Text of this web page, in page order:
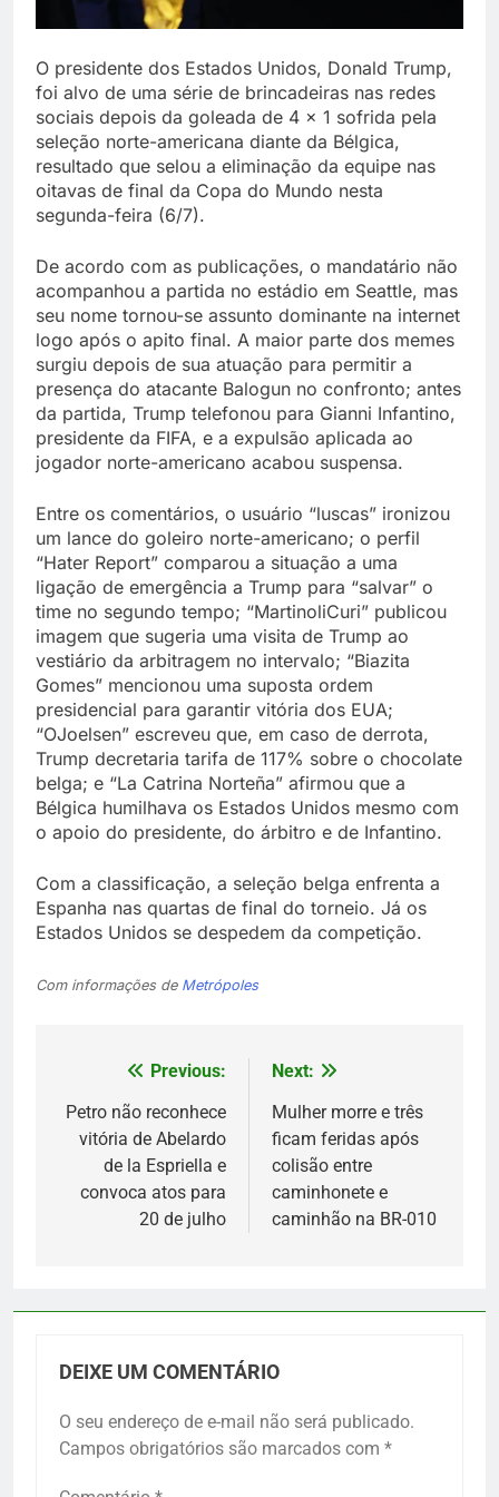
O presidente dos Estados Unidos, Donald Trump,
foi alvo de uma série de brincadeiras nas redes
sociais depois da goleada de 4 x 1 sofrida pela
seleção norte-americana diante da Bélgica,
resultado que selou a eliminação da equipe nas
oitavas de final da Copa do Mundo nesta
segunda-feira (6/7).
De acordo com as publicações, o mandatário não
acompanhou a partida no estádio em Seattle, mas
seu nome tornou-se assunto dominante na internet
logo após o apito final. A maior parte dos memes
surgiu depois de sua atuação para permitir a
presença do atacante Balogun no confronto; antes
da partida, Trump telefonou para Gianni Infantino,
presidente da FIFA, e a expulsão aplicada ao
jogador norte-americano acabou suspensa.
Entre os comentários, o usuário “luscas” ironizou
um lance do goleiro norte-americano; o perfil
“Hater Report” comparou a situação a uma
ligação de emergência a Trump para “salvar” o
time no segundo tempo; “MartinoliCuri” publicou
imagem que sugeria uma visita de Trump ao
vestiário da arbitragem no intervalo; “Biazita
Gomes” mencionou uma suposta ordem
presidencial para garantir vitória dos EUA;
“OJoelsen” escreveu que, em caso de derrota,
Trump decretaria tarifa de 117% sobre o chocolate
belga; e “La Catrina Norteña” afirmou que a
Bélgica humilhava os Estados Unidos mesmo com
o apoio do presidente, do árbitro e de Infantino.
Com a classificação, a seleção belga enfrenta a
Espanha nas quartas de final do torneio. Já os
Estados Unidos se despedem da competição.
Com informações de Metrópoles
Navegação
de
Post
Previous:
Petro não reconhece
vitória de Abelardo
de la Espriella e
convoca atos para
20 de julho
Next:
Mulher morre e três
ficam feridas após
colisão entre
caminhonete e
caminhão na BR-010
DEIXE UM COMENTÁRIO
O seu endereço de e-mail não será publicado.
Campos obrigatórios são marcados com *